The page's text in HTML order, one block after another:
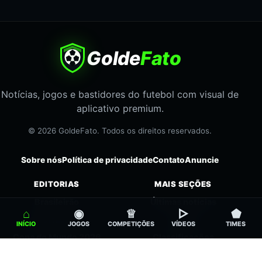
GoldeFato
Notícias, jogos e bastidores do futebol com visual de
aplicativo premium.
© 2026 GoldeFato. Todos os direitos reservados.
Sobre nósPolítica de privacidadeContatoAnuncie
EDITORIAS
Libertadores
Copa do Mundo 2026
MAIS SEÇÕES
Jogos
Classificações
⌂
INÍCIO
◉
JOGOS
♕
COMPETIÇÕES
▻
VÍDEOS
⬟
TIMES